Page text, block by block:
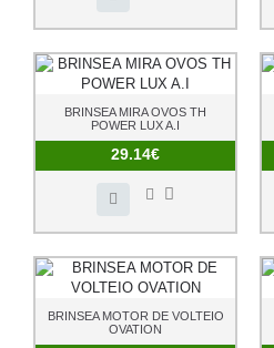
BRINSEA MIRA OVOS TH
POWER LUX A.I
29.14€
BRINSEA MOTOR DE VOLTEIO
OVATION